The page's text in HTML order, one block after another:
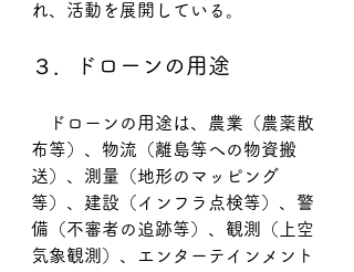
れ、活動を展開している。
３．ドローンの用途
ドローンの用途は、農業（農薬散
布等）、物流（離島等への物資搬
送）、測量（地形のマッピング
等）、建設（インフラ点検等）、警
備（不審者の追跡等）、観測（上空
気象観測）、エンターテインメント